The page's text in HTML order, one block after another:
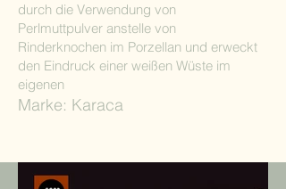
durch die Verwendung von
Perlmuttpulver anstelle von
Rinderknochen im Porzellan und erweckt
den Eindruck einer weißen Wüste im
eigenen
Marke: Karaca